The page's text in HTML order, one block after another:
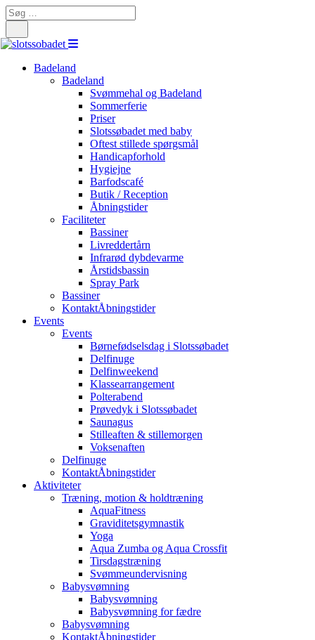
Search
for:
Badeland
Badeland
Svømmehal og Badeland
Sommerferie
Priser
Slotssøbadet med baby
Oftest stillede spørgsmål
Handicapforhold
Hygiejne
Barfodscafé
Butik / Reception
Åbningstider
Faciliteter
Bassiner
Livreddertårn
Infrarød dybdevarme
Årstidsbassin
Spray Park
Bassiner
KontaktÅbningstider
Events
Events
Børnefødselsdag i Slotssøbadet
Delfinuge
Delfinweekend
Klassearrangement
Polterabend
Prøvedyk i Slotssøbadet
Saunagus
Stilleaften & stillemorgen
Voksenaften
Delfinuge
KontaktÅbningstider
Aktiviteter
Træning, motion & holdtræning
AquaFitness
Graviditetsgymnastik
Yoga
Aqua Zumba og Aqua Crossfit
Tirsdagstræning
Svømmeundervisning
Babysvømning
Babysvømning
Babysvømning for fædre
Babysvømning
KontaktÅbningstider